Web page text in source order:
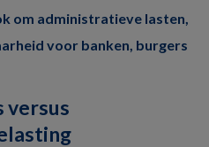
om administratieve lasten,
voor banken, burgers
versus